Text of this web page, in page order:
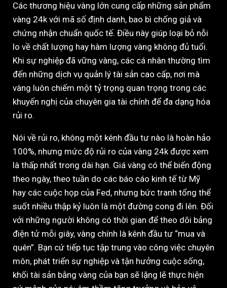
Các thương hiệu vàng lớn cung cấp những sản phẩm
vàng 24k với mã số định danh, bao bì chống giả và
chứng nhận chuẩn quốc tế. Điều này giúp loại bỏ nỗi
lo về chất lượng hay hàm lượng vàng không đủ tuổi.
Khi sự nghiệp đã vững vàng, các cá nhân thường tìm
đến những dịch vụ quản lý tài sản cao cấp, nơi mà
vàng luôn chiếm một tỷ trọng quan trọng trong các
khuyến nghị của chuyên gia tài chính để đa dạng hóa
rủi ro.
Nói về rủi ro, không một kênh đầu tư nào là hoàn hảo
100%, nhưng mức độ rủi ro của vàng 24k được xem
là thấp nhất trong dài hạn. Giá vàng có thể biến động
theo ngày, theo tuần do các báo cáo kinh tế từ Mỹ
hay các cuộc họp của Fed, nhưng bức tranh tổng thể
suốt nhiều thập kỷ luôn là một đường cong đi lên. Đối
với những người không có thời gian để theo dõi bảng
điện tử mỗi giây, vàng chính là kênh đầu tư “mua và
quên”. Bạn cứ tiếp tục tập trung vào công việc chuyên
môn, phát triển sự nghiệp và tận hưởng cuộc sống,
khối tài sản bằng vàng của bạn sẽ lặng lẽ thực hiện